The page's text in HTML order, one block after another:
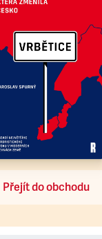
Přejít do obchodu